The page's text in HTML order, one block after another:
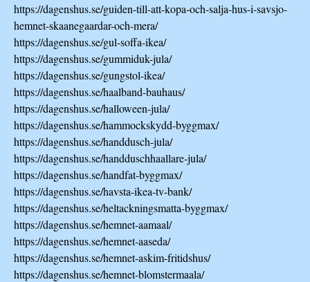
https://dagenshus.se/guiden-till-att-kopa-och-salja-hus-i-savsjo-
hemnet-skaanegaardar-och-mera/
https://dagenshus.se/gul-soffa-ikea/
https://dagenshus.se/gummiduk-jula/
https://dagenshus.se/gungstol-ikea/
https://dagenshus.se/haalband-bauhaus/
https://dagenshus.se/halloween-jula/
https://dagenshus.se/hammockskydd-byggmax/
https://dagenshus.se/handdusch-jula/
https://dagenshus.se/handduschhaallare-jula/
https://dagenshus.se/handfat-byggmax/
https://dagenshus.se/havsta-ikea-tv-bank/
https://dagenshus.se/heltackningsmatta-byggmax/
https://dagenshus.se/hemnet-aamaal/
https://dagenshus.se/hemnet-aaseda/
https://dagenshus.se/hemnet-askim-fritidshus/
https://dagenshus.se/hemnet-blomstermaala/